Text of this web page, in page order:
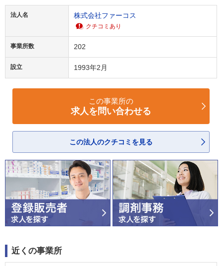
法人名 株式会社ファーコス
クチコミあり
事業所数 202
設立 1993年2月
この事業所の
求人を問い合わせる
この法人のクチコミを見る
近くの事業所